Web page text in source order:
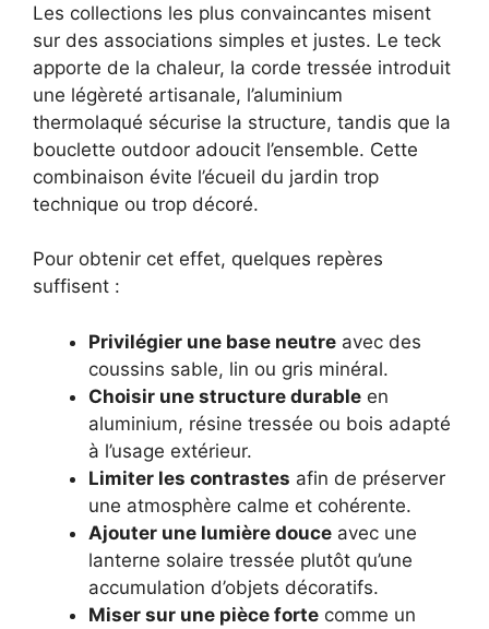
Les collections les plus convaincantes misent
sur des associations simples et justes. Le teck
apporte de la chaleur, la corde tressée introduit
une légèreté artisanale, l’aluminium
thermolaqué sécurise la structure, tandis que la
bouclette outdoor adoucit l’ensemble. Cette
combinaison évite l’écueil du jardin trop
technique ou trop décoré.
Pour obtenir cet effet, quelques repères
suffisent :
Privilégier une base neutre avec des
coussins sable, lin ou gris minéral.
Choisir une structure durable en
aluminium, résine tressée ou bois adapté
à l’usage extérieur.
Limiter les contrastes afin de préserver
une atmosphère calme et cohérente.
Ajouter une lumière douce avec une
lanterne solaire tressée plutôt qu’une
accumulation d’objets décoratifs.
Miser sur une pièce forte comme un